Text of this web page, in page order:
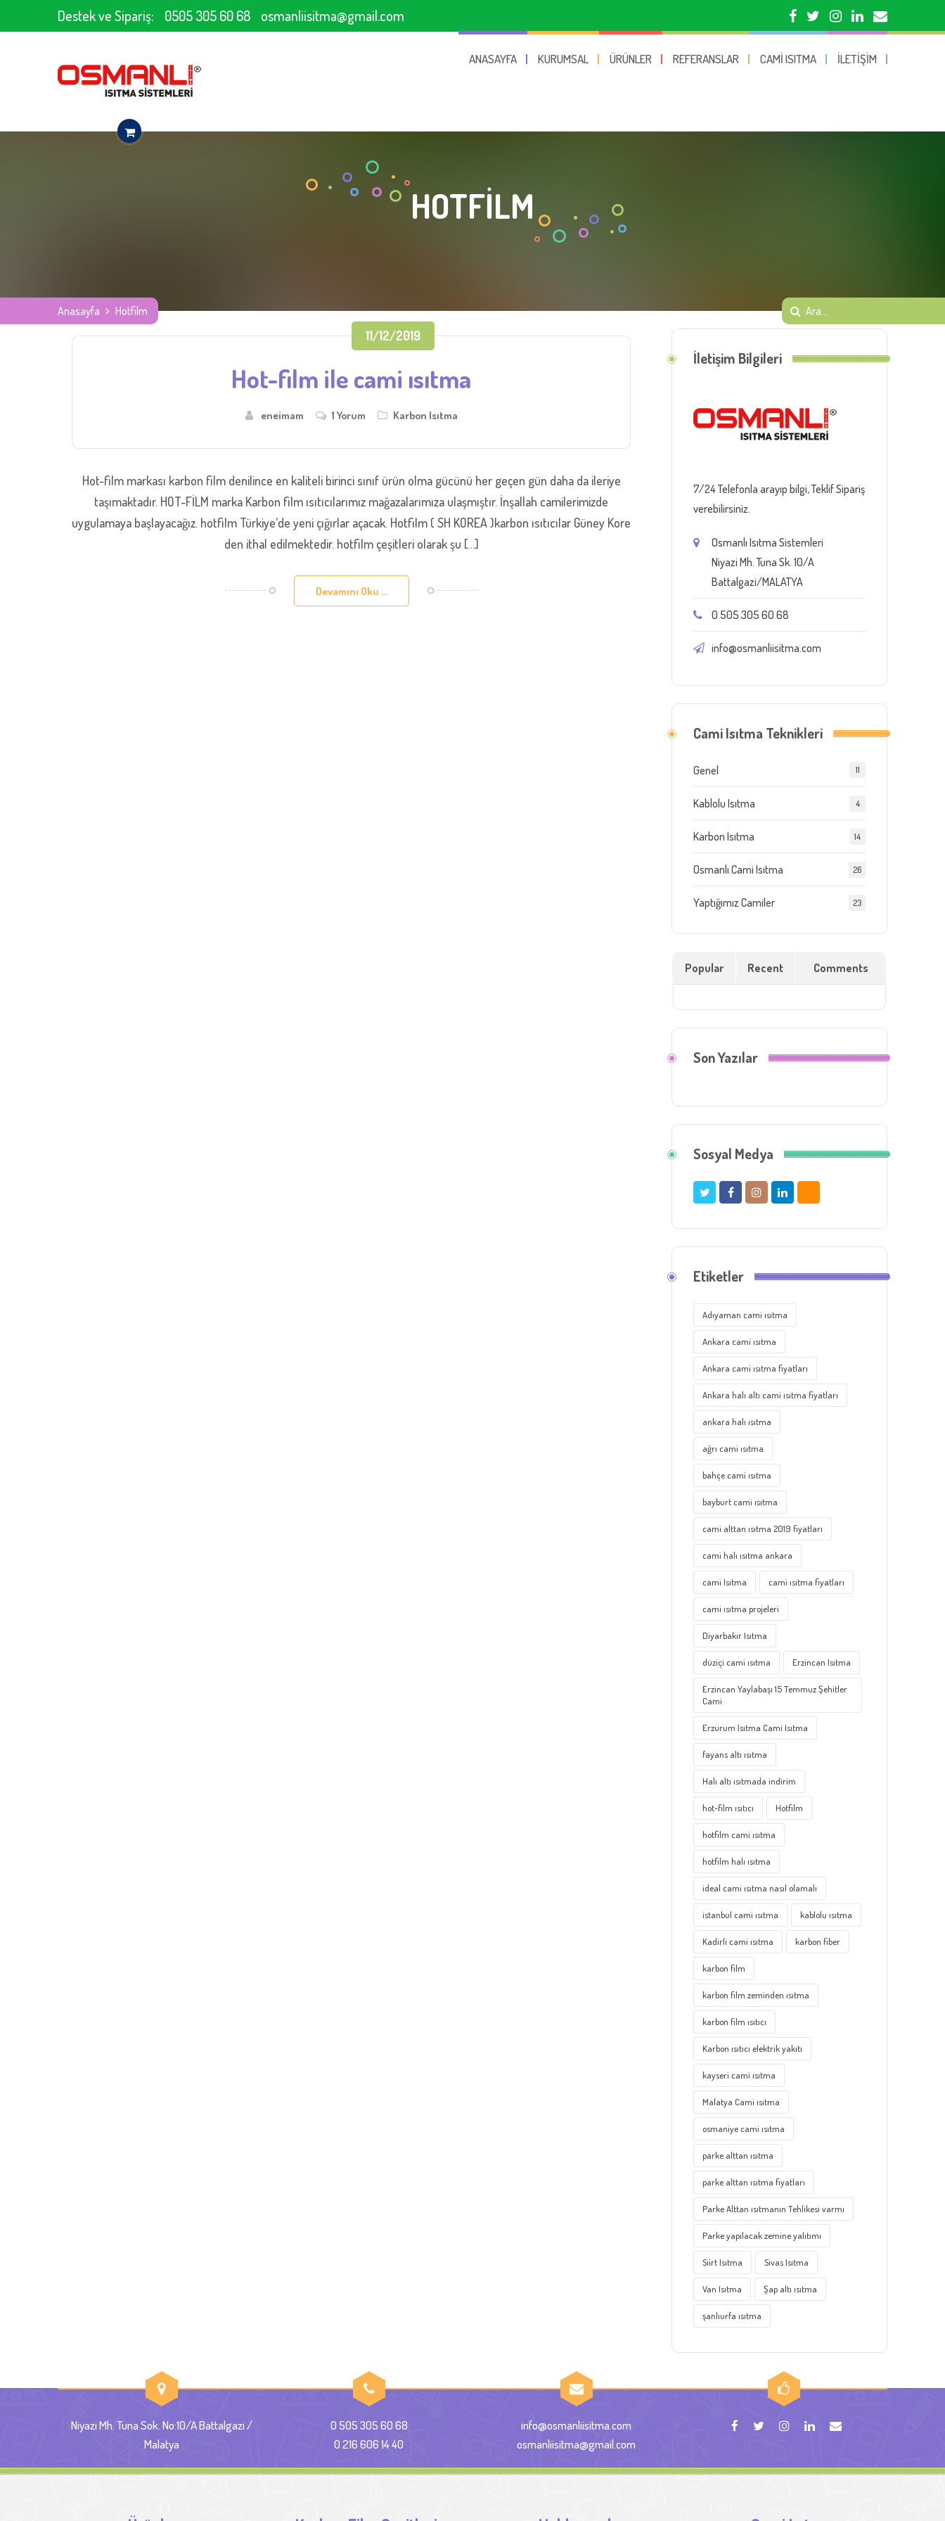
Destek ve Sipariş: 0505 305 60 68 osmanliisitma@gmail.com
ANASAYFA KURUMSAL ÜRÜNLER REFERANSLAR CAMI ISITMA İLETIŞIM
HOTFILM
Anasayfa Hotfilm
11/12/2019
Hot-film ile cami ısıtma
eneimam 1 Yorum Karbon Isıtma
Hot-film markası karbon film denilince en kaliteli birinci sınıf ürün olma gücünü her geçen gün daha da ileriye
taşımaktadır. HOT-FİLM marka Karbon film ısıtıcılarımız mağazalarımıza ulaşmıştır. İnşallah camilerimizde
uygulamaya başlayacağız. hotfilm Türkiye’de yeni çığırlar açacak. Hotfilm ( SH KOREA )karbon ısıtıcılar Güney Kore
den ithal edilmektedir. hotfilm çeşitleri olarak şu […]
Devamını Oku ...
İletişim Bilgileri
7/24 Telefonla arayıp bilgi, Teklif Sipariş
verebilirsiniz.
Osmanlı Isıtma Sistemleri
Niyazi Mh. Tuna Sk. 10/A
Battalgazi/MALATYA
0 505 305 60 68
info@osmanliisitma.com
Cami Isıtma Teknikleri
Genel 11
Kablolu Isıtma 4
Karbon Isıtma 14
Osmanlı Cami Isıtma 26
Yaptığımız Camiler 23
Popular Recent Comments
Son Yazılar
Sosyal Medya
Etiketler
Adıyaman cami ısıtma
Ankara cami ısıtma
Ankara cami ısıtma fiyatları
Ankara halı altı cami ısıtma fiyatları
ankara halı ısıtma
ağrı cami ısıtma
bahçe cami ısıtma
bayburt cami ısıtma
cami alttan ısıtma 2019 fiyatları
cami halı ısıtma ankara
cami Isıtma cami ısıtma fiyatları
cami ısıtma projeleri
Diyarbakır Isıtma
düziçi cami ısıtma Erzincan Isıtma
Erzincan Yaylabaşı 15 Temmuz Şehitler
Cami
Erzurum Isıtma Cami Isıtma
fayans altı ısıtma
Halı altı ısıtmada indirim
hot-film ısıtıcı Hotfilm
hotfilm cami ısıtma
hotfilm halı ısıtma
ideal cami ısıtma nasıl olamalı
istanbul cami ısıtma kablolu ısıtma
Kadirli cami ısıtma karbon fiber
karbon film
karbon film zeminden ısıtma
karbon film ısıtıcı
Karbon ısıtıcı elektrik yakıtı
kayseri cami ısıtma
Malatya Cami ısıtma
osmaniye cami ısıtma
parke alttan ısıtma
parke alttan ısıtma fiyatları
Parke Alttan ısıtmanın Tehlikesi varmı
Parke yapılacak zemine yalıtımı
Siirt Isıtma Sivas Isıtma
Van Isıtma Şap altı ısıtma
şanlıurfa ısıtma
Niyazi Mh. Tuna Sok. No:10/A Battalgazi /
Malatya
0 505 305 60 68
0 216 606 14 40
info@osmanliisitma.com
osmanliisitma@gmail.com